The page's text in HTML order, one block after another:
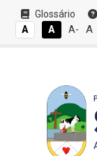
Glossário
A
A A- A